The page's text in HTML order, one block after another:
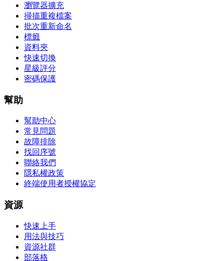
瀏覽器擴充
掃描重複檔案
批次重新命名
標籤
資料夾
快速切換
星級評分
密碼保護
幫助
幫助中心
常見問題
故障排除
找回序號
聯絡我們
隱私權政策
終端使用者授權協定
資源
快速上手
用法與技巧
資源社群
部落格